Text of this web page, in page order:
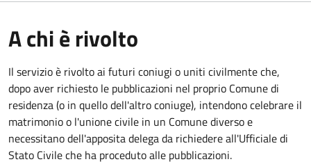
A chi è rivolto
Il servizio è rivolto ai futuri coniugi o uniti civilmente che,
dopo aver richiesto le pubblicazioni nel proprio Comune di
residenza (o in quello dell'altro coniuge), intendono celebrare il
matrimonio o l'unione civile in un Comune diverso e
necessitano dell'apposita delega da richiedere all'Ufficiale di
Stato Civile che ha proceduto alle pubblicazioni.